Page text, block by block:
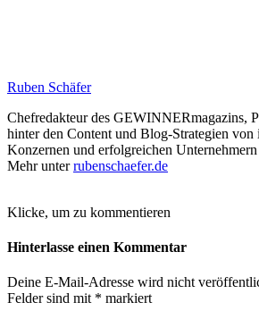
Ruben Schäfer
Chefredakteur des GEWINNERmagazins,
hinter den Content und Blog-Strategien von
Konzernen und erfolgreichen
Mehr unterrubenschaefer.de
Klicke, um zu kommentieren
Hinterlasse einen Kommentar
Deine E-Mail-Adresse wird nicht
Felder sind mit * markiert